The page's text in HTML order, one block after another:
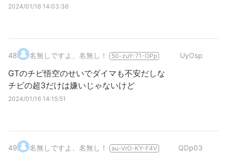
2024/01/16 14:03:36
48. 名無しですよ、名無し！ 50-zuY-71-OPp UyOsp
GTのチビ悟空のせいでダイマも不安だしな
チビの超3だけは嫌いじゃないけど
2024/01/16 14:15:51
49. 名無しですよ、名無し！ au-VrO-KY-F4V QDp03